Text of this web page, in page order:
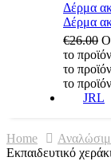
Δέρμα
Δέρμα
€26.00
το
το
το
JRL
Home
Εκπαιδευτικό